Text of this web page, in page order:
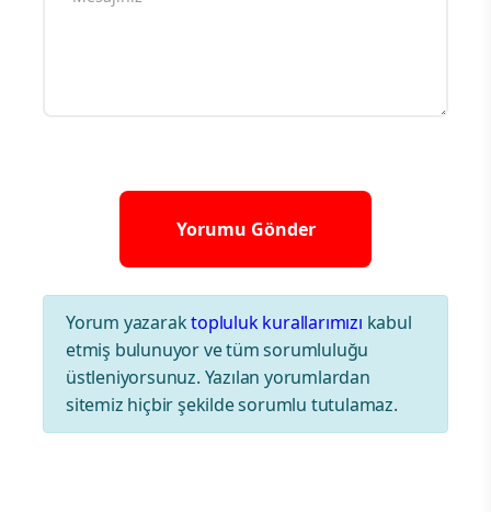
Yorum yazaraktopluluk kurallarımızı kabul
etmiş bulunuyor ve tüm sorumluluğu
üstleniyorsunuz. Yazılan yorumlardan
sitemiz hiçbir şekilde sorumlu tutulamaz.